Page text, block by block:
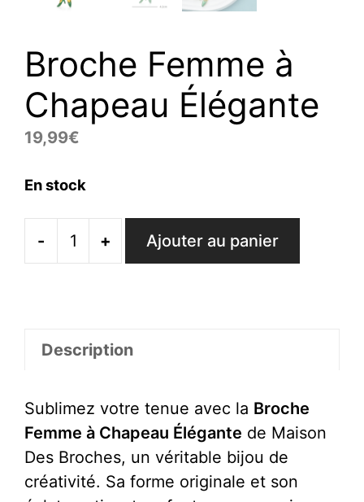
Broche Femme à
Chapeau Élégante
19,99€
En stock
-
quantité
à
Élégante
+ Ajouter au panier
Description
Sublimez votre tenue avec la Broche
Femme à Chapeau Élégante de Maison
Des Broches, un véritable bijou de
créativité. Sa forme originale et son